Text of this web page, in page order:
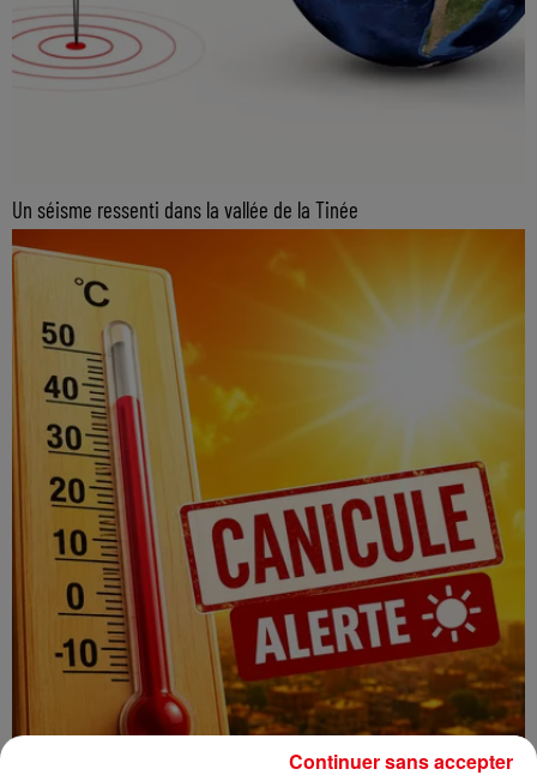
Un séisme ressenti dans la vallée de la Tinée
CANICULE : 12 DÉPARTEMENTS EN VIGILANCE ORANGE CE WEEK-END
Continuer sans accepter